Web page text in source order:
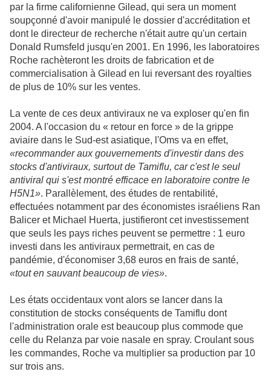
par la firme californienne Gilead, qui sera un moment
soupçonné d'avoir manipulé le dossier d'accréditation et
dont le directeur de recherche n'était autre qu'un certain
Donald Rumsfeld jusqu'en 2001. En 1996, les laboratoires
Roche rachèteront les droits de fabrication et de
commercialisation à Gilead en lui reversant des royalties
de plus de 10% sur les ventes.
La vente de ces deux antiviraux ne va exploser qu'en fin
2004. A l'occasion du « retour en force » de la grippe
aviaire dans le Sud-est asiatique, l'Oms va en effet,
«recommander aux gouvernements d'investir dans des
stocks d'antiviraux, surtout de Tamiflu, car c'est le seul
antiviral qui s'est montré efficace en laboratoire contre le
H5N1». Parallèlement, des études de rentabilité,
effectuées notamment par des économistes israéliens Ran
Balicer et Michael Huerta, justifieront cet investissement
que seuls les pays riches peuvent se permettre : 1 euro
investi dans les antiviraux permettrait, en cas de
pandémie, d'économiser 3,68 euros en frais de santé,
«tout en sauvant beaucoup de vies».
Les états occidentaux vont alors se lancer dans la
constitution de stocks conséquents de Tamiflu dont
l'administration orale est beaucoup plus commode que
celle du Relanza par voie nasale en spray. Croulant sous
les commandes, Roche va multiplier sa production par 10
sur trois ans.